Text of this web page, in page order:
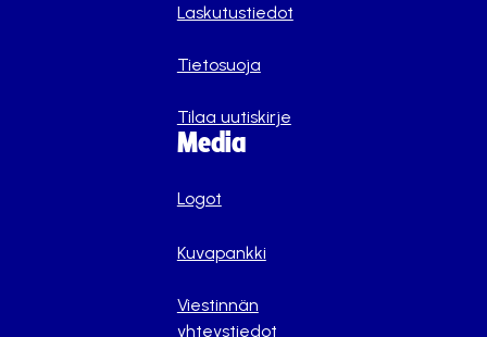
Laskutustiedot
Tietosuoja
Tilaa uutiskirje
Media
Logot
Kuvapankki
Viestinnän
yhteystiedot